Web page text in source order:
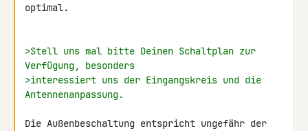
optimal.
>Stell uns mal bitte Deinen Schaltplan zur
Verfügung, besonders
>interessiert uns der Eingangskreis und die
Antennenanpassung.
Die Außenbeschaltung entspricht ungefähr der